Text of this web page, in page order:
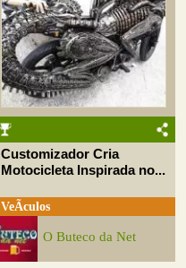
Customizador Cria
Motocicleta Inspirada no...
VeÃ­culos
O Buteco da Net